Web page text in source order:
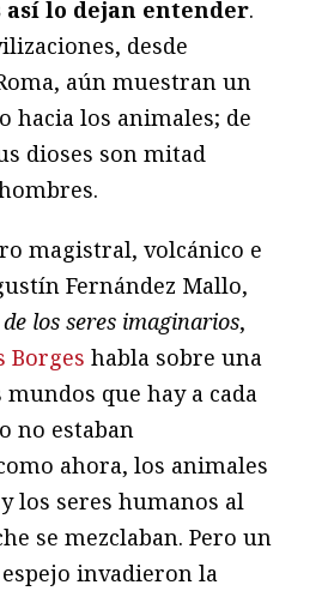
así lo dejan entender.
desde
aún muestran un
hacia los animales; de
dioses son mitad
magistral, volcánico e
Fernández Mallo,
los seres imaginarios,
Borges habla sobre una
mundos que hay a cada
no estaban
ahora, los animales
los seres humanos al
se mezclaban. Pero un
invadieron la